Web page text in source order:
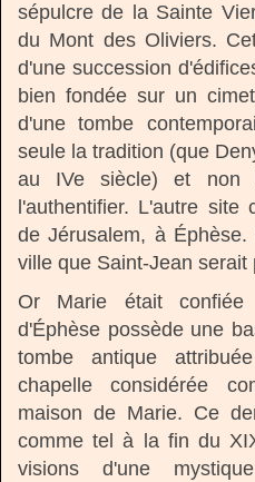
sépulcre de la Sainte
du Mont des Oliviers.
d'une succession
bien fondée sur un
d'une tombe
seule la tradition (que
au IVe siècle) et non
l'authentifier. L'autre site
de Jérusalem, à
ville que Saint-Jean serait
Or Marie était
d'Éphèse possède une
tombe antique
chapelle considérée
maison de Marie. Ce
comme tel à la fin du
visions d'une